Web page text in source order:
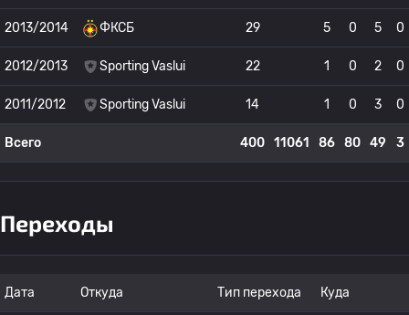
2013/2014 ФКСБ 29 5 0 5 0
2012/2013 Sporting Vaslui 22 1 0 2 0
2011/2012 Sporting Vaslui 14 1 0 3 0
Всего 400 11061 86 80 49 3
Переходы
Дата Откуда Тип перехода Куда